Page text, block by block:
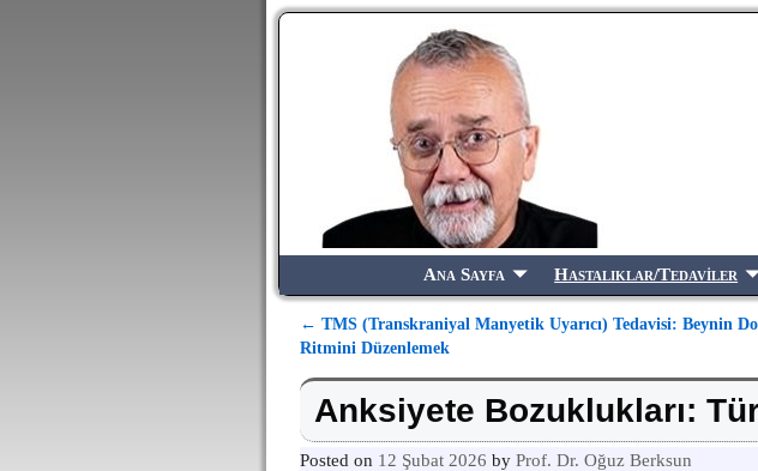
Ana Sayfa Hastalıklar/Tedaviler
Yazı dolaşımı
← TMS (Transkraniyal Manyetik Uyarıcı) Tedavisi: Beynin
Ritmini Düzenlemek
Anksiyete Bozuklukları:
Posted on 12 Şubat 2026 by Prof. Dr. Oğuz Berksun